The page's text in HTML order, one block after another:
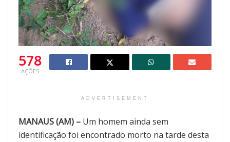
578
AÇÕES
ADVERTISEMENT
MANAUS (AM) – Um homem ainda sem
identificação foi encontrado morto na tarde desta